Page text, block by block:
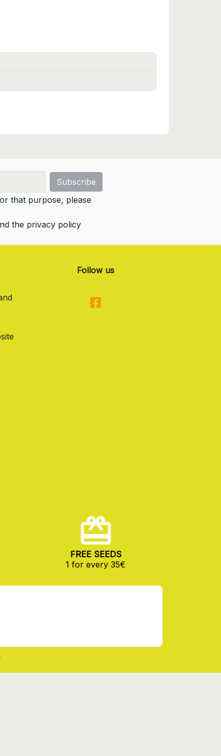
that purpose, please
the privacy policy
Follow us
FREE SEEDS
1 for every 35€